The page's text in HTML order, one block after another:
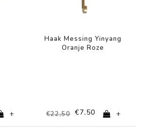
+
Haak Messing Yinyang
Oranje Roze
€22,50 €7,50 +